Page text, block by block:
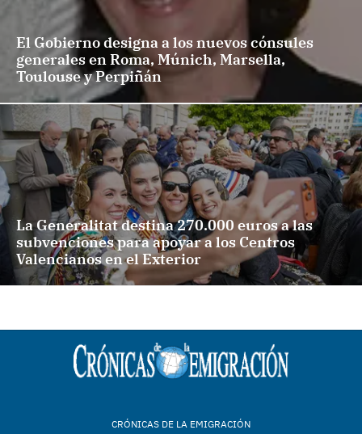
El Gobierno designa a los nuevos cónsules
generales en Roma, Múnich, Marsella,
Toulouse y Perpiñán
La Generalitat destina 270.000 euros a las
subvenciones para apoyar a los Centros
Valencianos en el Exterior
CRÓNICAS DE LA EMIGRACIÓN